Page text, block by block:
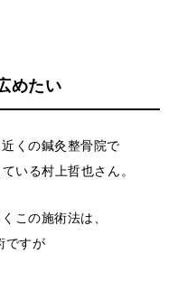
めたい
くの鍼灸整骨院で
いる村上哲也さん。
この施術法は、
ですが